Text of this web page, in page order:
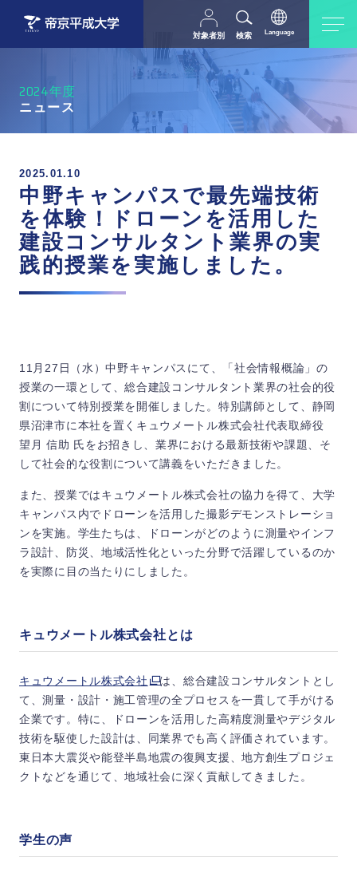
対象者別
在学生・教職員の方
父母等の方 卒業生の方
検索 Language
English 中文（简体字）
2024年度
ニュース
2025.01.10
中野キャンパスで最先端技術
を体験！ドローンを活用した
建設コンサルタント業界の実
践的授業を実施しました。
11月27日（水）中野キャンパスにて、「社会情報概論」の
授業の一環として、総合建設コンサルタント業界の社会的役
割について特別授業を開催しました。特別講師として、静岡
県沼津市に本社を置くキュウメートル株式会社代表取締役
望月 信助 氏をお招きし、業界における最新技術や課題、そ
して社会的な役割について講義をいただきました。
また、授業ではキュウメートル株式会社の協力を得て、大学
キャンパス内でドローンを活用した撮影デモンストレーショ
ンを実施。学生たちは、ドローンがどのように測量やインフ
ラ設計、防災、地域活性化といった分野で活躍しているのか
を実際に目の当たりにしました。
キュウメートル株式会社とは
キュウメートル株式会社
は、総合建設コンサルタントとし
て、測量・設計・施工管理の全プロセスを一貫して手がける
企業です。特に、ドローンを活用した高精度測量やデジタル
技術を駆使した設計は、同業界でも高く評価されています。
東日本大震災や能登半島地震の復興支援、地方創生プロジェ
クトなどを通じて、地域社会に深く貢献してきました。
学生の声